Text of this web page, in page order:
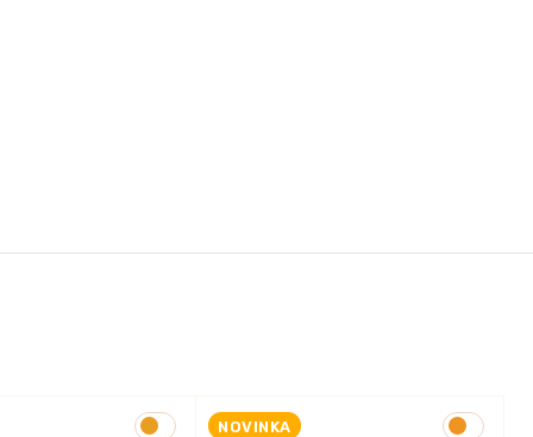
NOVINKA